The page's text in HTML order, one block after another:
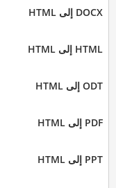
DOCX إلى HTML
HTML إلى HTML
ODT إلى HTML
PDF إلى HTML
PPT إلى HTML